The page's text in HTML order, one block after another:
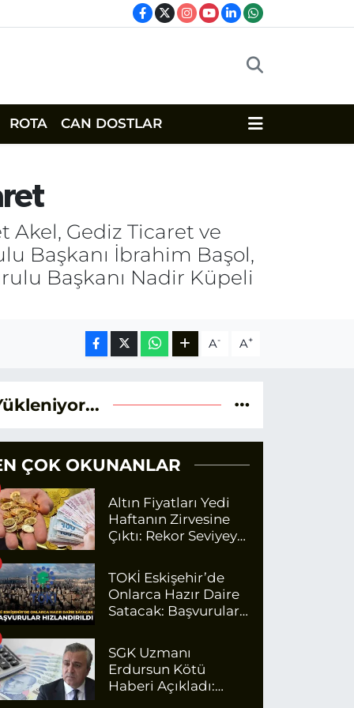
ROTA CAN DOSTLAR
Akel, Gediz Ticaret ve
Başkanı İbrahim Başol,
Başkanı Nadir Küpeli
A- A+
ÇOK OKUNANLAR
Altın Fiyatları Yedi
Haftanın Zirvesine
Çıktı: Rekor Seviyeye
TOKİ Eskişehir’de
Onlarca Hazır Daire
Satacak: Başvurular
SGK Uzmanı
Erdursun Kötü
Haberi Açıkladı: